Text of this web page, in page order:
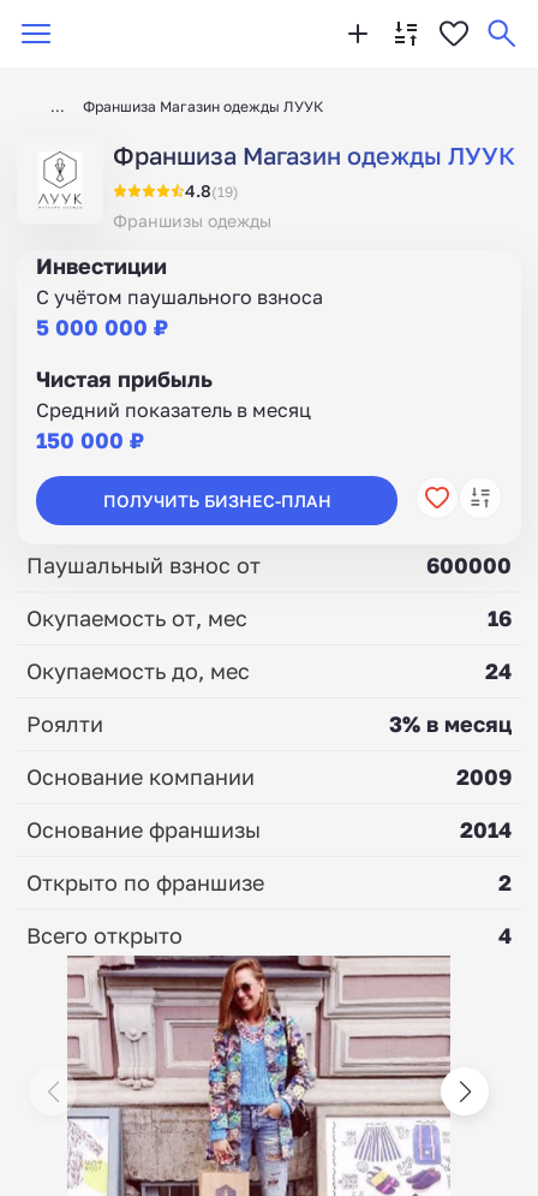
Франшиза Магазин одежды ЛУУК
Франшиза Магазин одежды ЛУУК
4.8(19)
Франшизы одежды
Инвестиции
С учётом паушального взноса
5 000 000 ₽
Чистая прибыль
Средний показатель в месяц
150 000 ₽
ПОЛУЧИТЬ БИЗНЕС-ПЛАН
Паушальный взнос от
600000
Окупаемость от, мес
16
Окупаемость до, мес
24
Роялти
3% в месяц
Основание компании
2009
Основание франшизы
2014
Открыто по франшизе
2
Всего открыто
4